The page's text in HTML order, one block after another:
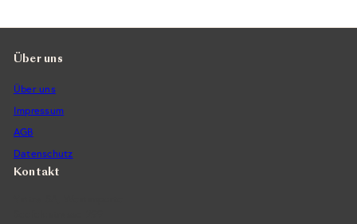
Über uns
Über uns
Impressum
AGB
Datenschutz
Kontakt